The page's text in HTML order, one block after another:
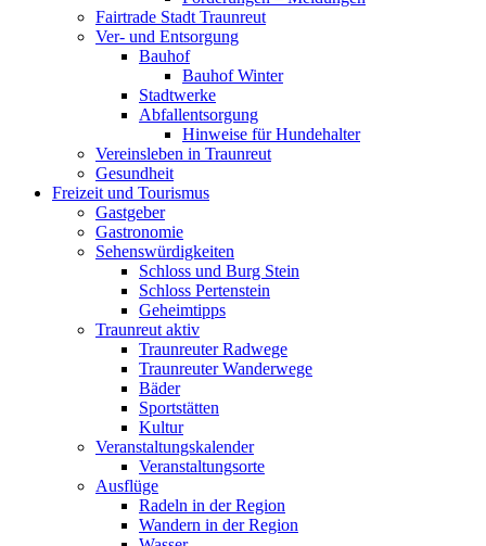
Fairtrade Stadt Traunreut
Ver- und Entsorgung
Bauhof
Bauhof Winter
Stadtwerke
Abfallentsorgung
Hinweise für Hundehalter
Vereinsleben in Traunreut
Gesundheit
Freizeit und Tourismus
Gastgeber
Gastronomie
Sehenswürdigkeiten
Schloss und Burg Stein
Schloss Pertenstein
Geheimtipps
Traunreut aktiv
Traunreuter Radwege
Traunreuter Wanderwege
Bäder
Sportstätten
Kultur
Veranstaltungskalender
Veranstaltungsorte
Ausflüge
Radeln in der Region
Wandern in der Region